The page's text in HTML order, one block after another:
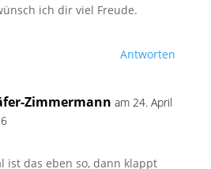
ich dir viel Freude.
Antworten
Zimmermann am 24. April
ist das eben so, dann klappt